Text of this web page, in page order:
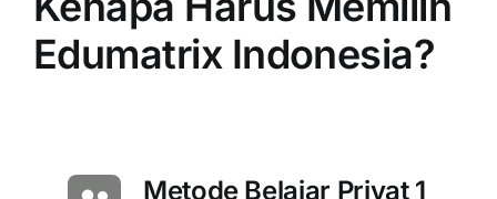
Edumatrix Indonesia?
Metode Belajar Privat 1